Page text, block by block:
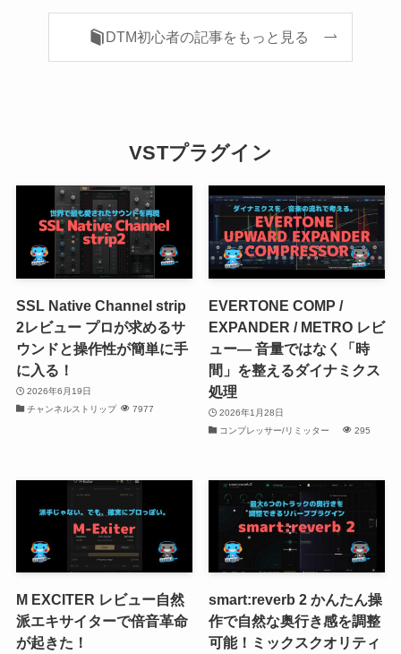
DTM初心者の記事をもっと見る
VSTプラグイン
SSL Native Channel strip
2レビュー プロが求めるサ
ウンドと操作性が簡単に手
に入る！
2026年6月19日
チャンネルストリップ
7977
EVERTONE COMP /
EXPANDER / METRO レビ
ュー― 音量ではなく「時
間」を整えるダイナミクス
処理
2026年1月28日
コンプレッサー/リミッター
295
M EXCITER レビュー自然
派エキサイターで倍音革命
が起きた！
smart:reverb 2 かんたん操
作で自然な奥行き感を調整
可能！ミックスクオリティ